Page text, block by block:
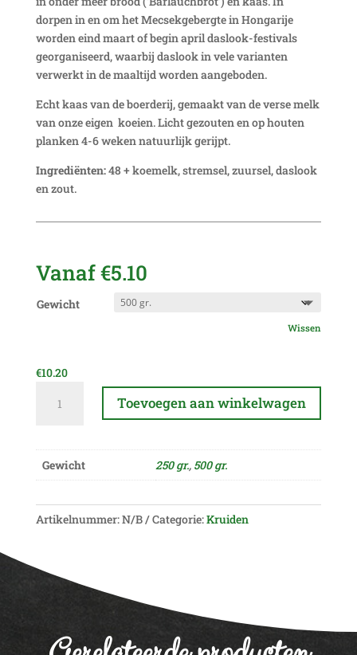
dorpen in en om het Mecsekgebergte in Hongarije
worden eind maart of begin april daslook-festivals
georganiseerd, waarbij daslook in vele varianten
verwerkt in de maaltijd worden aangeboden.
Echt kaas van de boerderij, gemaakt van de verse melk
van onze eigen koeien. Licht gezouten en op houten
planken 4-6 weken natuurlijk gerijpt.
Ingrediënten:48 + koemelk, stremsel, zuursel, daslook
en zout.
Vanaf€5.10
Gewicht
Wissen
€10.20
aantal
Toevoegen aan winkelwagen
l
r
n
Gewicht 250 gr., 500 gr.
Artikelnummer:N/B Categorie:Kruiden